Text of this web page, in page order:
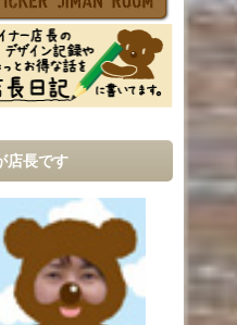
店長です